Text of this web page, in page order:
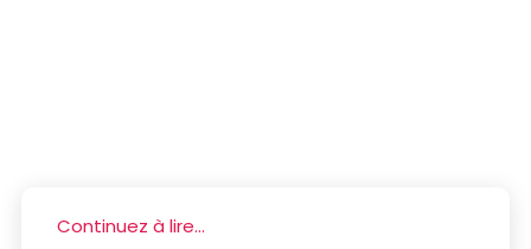
Continuez à lire...